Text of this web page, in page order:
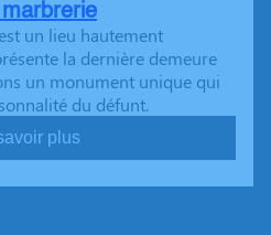
un lieu hautement
la dernière demeure
un monument unique qui
du défunt.
plus